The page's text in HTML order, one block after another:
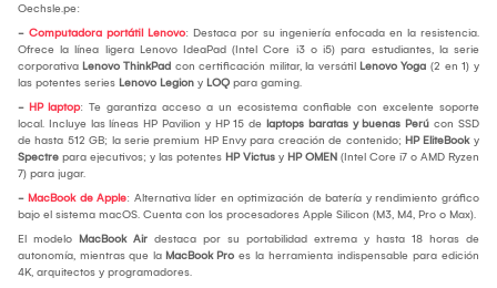
Oechsle.pe:
- Computadora portátil Lenovo: Destaca por su ingeniería enfocada en la resistencia.
Ofrece la línea ligera Lenovo IdeaPad (Intel Core i3 o i5) para estudiantes, la serie
corporativa Lenovo ThinkPad con certificación militar, la versátil Lenovo Yoga (2 en 1) y
las potentes series Lenovo Legion y LOQ para gaming.
- HP laptop: Te garantiza acceso a un ecosistema confiable con excelente soporte
local. Incluye las líneas HP Pavilion y HP 15 de laptops baratas y buenas Perú con SSD
de hasta 512 GB; la serie premium HP Envy para creación de contenido; HP EliteBooky
Spectre para ejecutivos; y las potentes HP Victus y HP OMEN (Intel Core i7 o AMD Ryzen
7) para jugar.
- MacBook de Apple: Alternativa líder en optimización de batería y rendimiento gráfico
bajo el sistema macOS. Cuenta con los procesadores Apple Silicon (M3, M4, Pro o Max).
El modelo MacBook Air destaca por su portabilidad extrema y hasta 18 horas de
autonomía, mientras que la MacBook Pro es la herramienta indispensable para edición
4K, arquitectos y programadores.